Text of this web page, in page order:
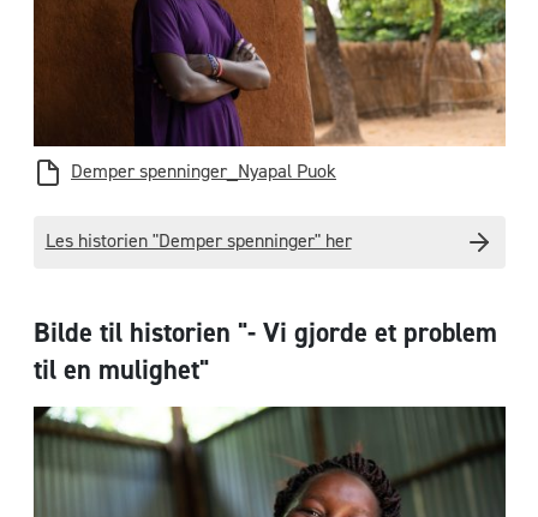
Demper spenninger_Nyapal Puok
Les historien "Demper spenninger" her
Bilde til historien "- Vi gjorde et problem
til en mulighet"